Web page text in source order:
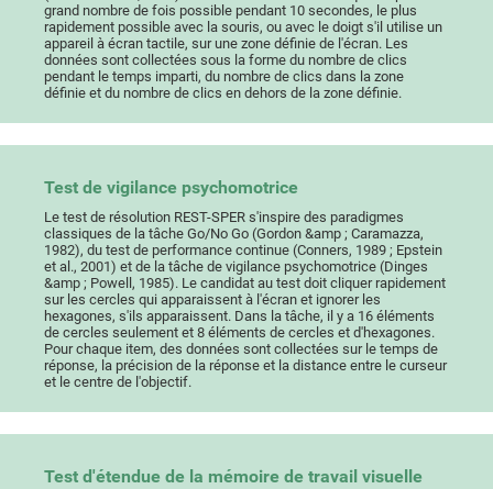
grand nombre de fois possible pendant 10 secondes, le plus
rapidement possible avec la souris, ou avec le doigt s'il utilise un
appareil à écran tactile, sur une zone définie de l'écran. Les
données sont collectées sous la forme du nombre de clics
pendant le temps imparti, du nombre de clics dans la zone
définie et du nombre de clics en dehors de la zone définie.
Test de vigilance psychomotrice
Le test de résolution REST-SPER s'inspire des paradigmes
classiques de la tâche Go/No Go (Gordon &amp ; Caramazza,
1982), du test de performance continue (Conners, 1989 ; Epstein
et al., 2001) et de la tâche de vigilance psychomotrice (Dinges
&amp ; Powell, 1985). Le candidat au test doit cliquer rapidement
sur les cercles qui apparaissent à l'écran et ignorer les
hexagones, s'ils apparaissent. Dans la tâche, il y a 16 éléments
de cercles seulement et 8 éléments de cercles et d'hexagones.
Pour chaque item, des données sont collectées sur le temps de
réponse, la précision de la réponse et la distance entre le curseur
et le centre de l'objectif.
Test d'étendue de la mémoire de travail visuelle